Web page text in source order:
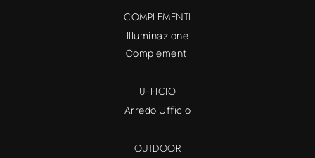
COMPLEMENTI
Illuminazione
Complementi
UFFICIO
Arredo Ufficio
OUTDOOR